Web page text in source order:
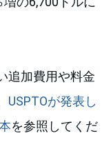
追加費用や料金
USPTOが発表し
を参照してくだ